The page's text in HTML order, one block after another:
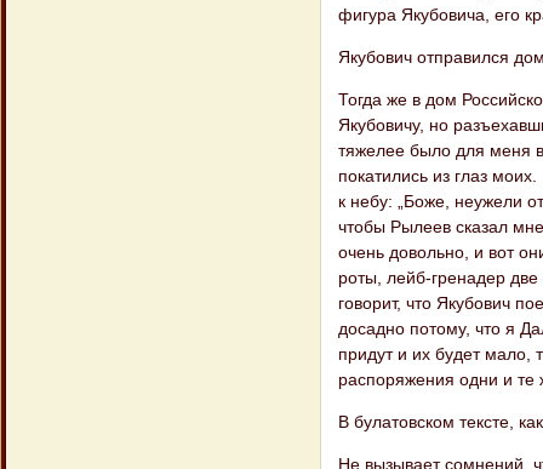
фигура Якубовича, его
Якубович отправился
Тогда же в дом
Якубовичу, но
тяжелее было для меня
покатились из глаз
к небу: „Боже, неужели
чтобы Рылеев сказал
очень довольно, и вот
роты, лейб-гренадер
говорит, что Якубович
досадно потому, что я
придут и их будет мало,
распоряжения одни и те
В булатовском тексте,
Не вызывает сомнений,